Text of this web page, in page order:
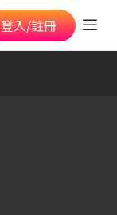
登入/註冊